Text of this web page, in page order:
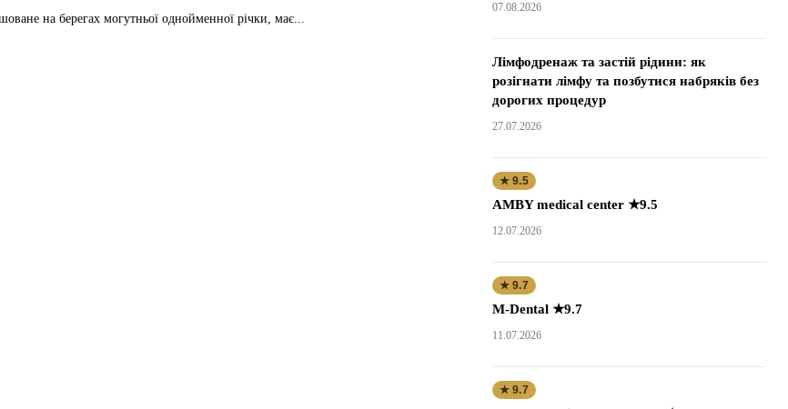
на берегах могутньої однойменної річки, має...
07.08.2026
Лімфодренаж та застій рідини: як
розігнати лімфу та позбутися набряків без
дорогих процедур
27.07.2026
★ 9.5
AMBY medical center ★9.5
12.07.2026
★ 9.7
M-Dental ★9.7
11.07.2026
★ 9.7